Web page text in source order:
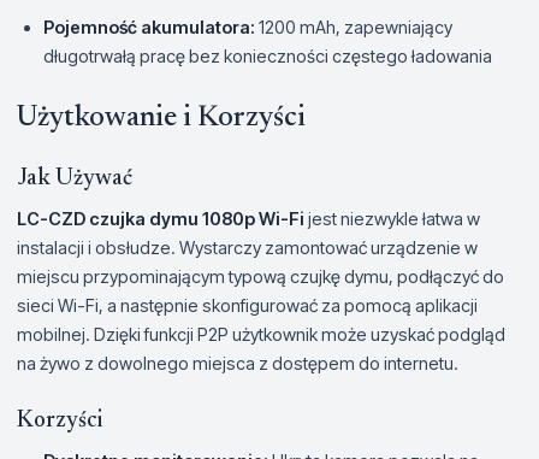
Pojemność akumulatora: 1200 mAh, zapewniający
długotrwałą pracę bez konieczności częstego ładowania
Użytkowanie i Korzyści
Jak Używać
LC-CZD czujka dymu 1080p Wi-Fi jest niezwykle łatwa w
instalacji i obsłudze. Wystarczy zamontować urządzenie w
miejscu przypominającym typową czujkę dymu, podłączyć do
sieci Wi-Fi, a następnie skonfigurować za pomocą aplikacji
mobilnej. Dzięki funkcji P2P użytkownik może uzyskać podgląd
na żywo z dowolnego miejsca z dostępem do internetu.
Korzyści